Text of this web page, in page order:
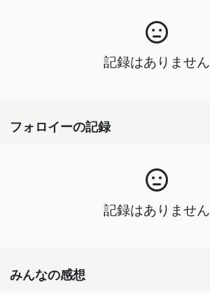
記録はありません
フォロイーの記録
記録はありません
みんなの感想